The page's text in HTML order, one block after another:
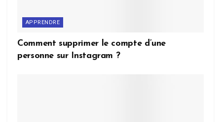
APPRENDRE
Comment supprimer le compte d’une
personne sur Instagram ?